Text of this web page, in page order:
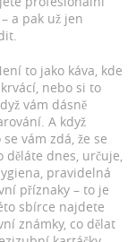
a pak už jen
to jako káva, kde
nebo si to
vám dásně
A když
vám zdá, že se
děláte dnes, určuje,
pravidelná
příznaky – to je
sbírce najdete
známky, co dělat